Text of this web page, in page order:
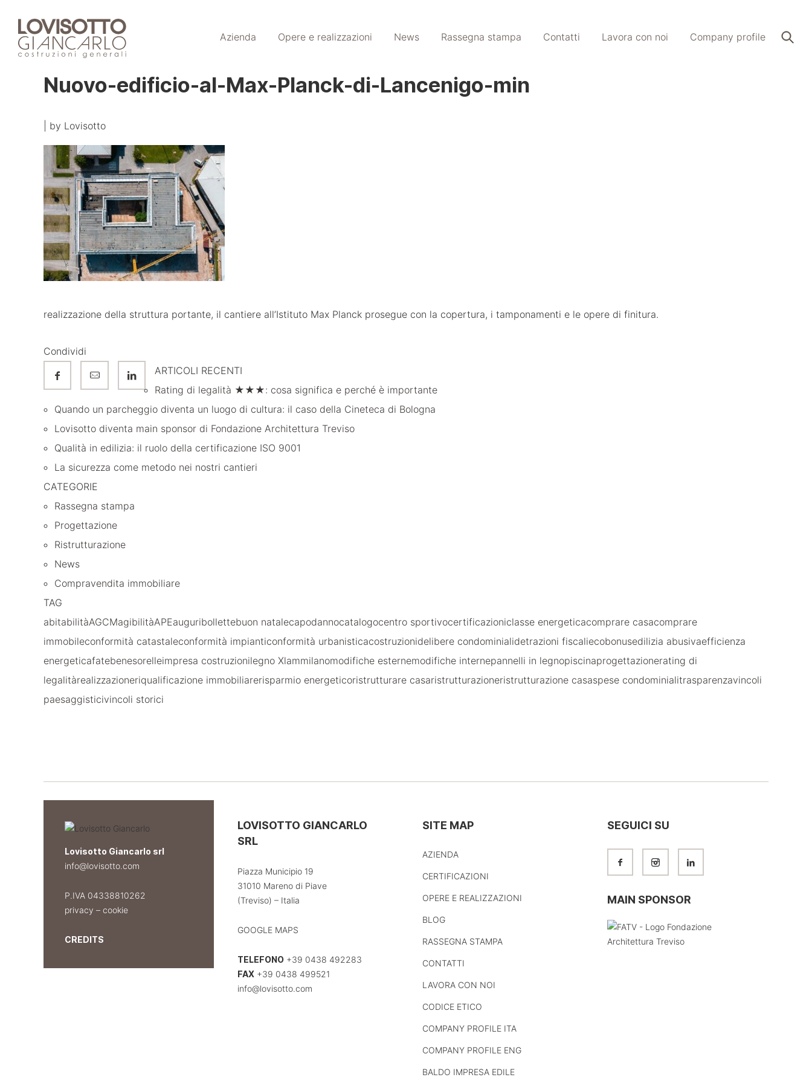
content
Azienda Opere e realizzazioni News Rassegna stampa Contatti Lavora con noi Company profile
Nuovo-edificio-al-Max-Planck-di-Lancenigo-min
by Lovisotto
realizzazione della struttura portante, il cantiere all’Istituto Max Planck prosegue con la copertura, i tamponamenti e le opere di finitura.
Condividi
ARTICOLI RECENTI
Rating di legalità ★★★: cosa significa e perché è importante
Quando un parcheggio diventa un luogo di cultura: il caso della Cineteca di Bologna
Lovisotto diventa main sponsor di Fondazione Architettura Treviso
Qualità in edilizia: il ruolo della certificazione ISO 9001
La sicurezza come metodo nei nostri cantieri
CATEGORIE
Rassegna stampa
Progettazione
Ristrutturazione
News
Compravendita immobiliare
TAG
abitabilitàAGCMagibilitàAPEauguribollettebuon natalecapodannocatalogocentro sportivocertificazioniclasse energeticacomprare casacomprare
immobileconformità catastaleconformità impianticonformità urbanisticacostruzionidelibere condominialidetrazioni fiscaliecobonusedilizia abusivaefficienza
energeticafatebenesorelleimpresa costruzionilegno Xlammilanomodifiche esternemodifiche internepannelli in legnopiscinaprogettazionerating di
legalitàrealizzazioneriqualificazione immobiliarerisparmio energeticoristrutturare casaristrutturazioneristrutturazione casaspese condominialitrasparenzavincoli
paesaggisticivincoli storici
Lovisotto Giancarlo srl
info@lovisotto.com
P.IVA 04338810262
privacy – cookie
CREDITS
LOVISOTTO GIANCARLO
SRL
Piazza Municipio 19
31010 Mareno di Piave
(Treviso) – Italia
GOOGLE MAPS
TELEFONO+39 0438 492283
FAX+39 0438 499521
info@lovisotto.com
SITE MAP
AZIENDA
CERTIFICAZIONI
OPERE E REALIZZAZIONI
BLOG
RASSEGNA STAMPA
CONTATTI
LAVORA CON NOI
CODICE ETICO
COMPANY PROFILE ITA
COMPANY PROFILE ENG
BALDO IMPRESA EDILE
SEGUICI SU
MAIN SPONSOR